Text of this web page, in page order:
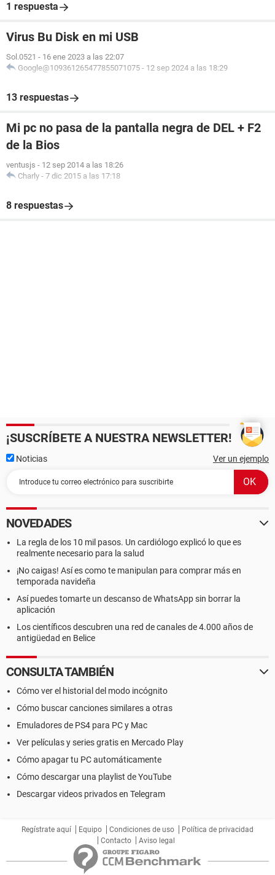
1 respuesta
Virus Bu Disk en mi USB
Sol.0521 - 16 ene 2023 a las 22:07
Google@109361265477855071075 - 12 sep 2024 a las 18:29
13 respuestas
Mi pc no pasa de la pantalla negra de DEL + F2
de la Bios
ventusjs - 12 sep 2014 a las 18:26
Charly - 7 dic 2015 a las 17:18
8 respuestas
¡SUSCRÍBETE A NUESTRA NEWSLETTER!
Noticias Ver un ejemplo
NOVEDADES
La regla de los 10 mil pasos. Un cardiólogo explicó lo que es
realmente necesario para la salud
¡No caigas! Así es como te manipulan para comprar más en
temporada navideña
Así puedes tomarte un descanso de WhatsApp sin borrar la
aplicación
Los científicos descubren una red de canales de 4.000 años de
antigüedad en Belice
CONSULTA TAMBIÉN
Cómo ver el historial del modo incógnito
Cómo buscar canciones similares a otras
Emuladores de PS4 para PC y Mac
Ver películas y series gratis en Mercado Play
Cómo apagar tu PC automáticamente
Cómo descargar una playlist de YouTube
Descargar videos privados en Telegram
Regístrate aquí Equipo Condiciones de uso
Política de privacidad
Contacto
Aviso legal